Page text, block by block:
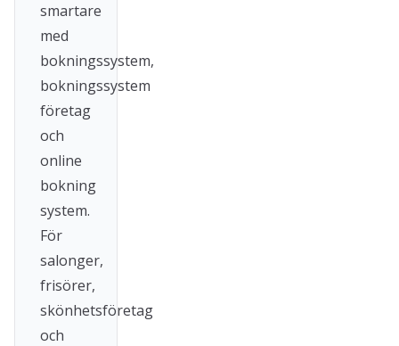
smartare
med
bokningssystem,
bokningssystem
företag
och
online
bokning
system.
För
salonger,
frisörer,
skönhetsföretag
och